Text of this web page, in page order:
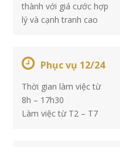
thành với giá cước hợp
lý và cạnh tranh cao
Phục vụ 12/24
Thời gian làm việc từ
8h – 17h30
Làm việc từ T2 – T7